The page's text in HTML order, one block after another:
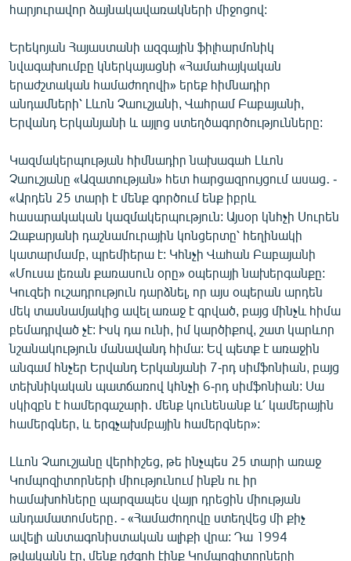
«Ազատության» բոլոր կայքերը
հարյուրավոր ձայնակավառակների միջոցով:
Երեկոյան Հայաստանի ազգային ֆիլհարմոնիկ
նվագախումբը կներկայացնի «Համահայկական
երաժշտական համաժողովի» երեք հիմնադիր
անդամների՝ Լևոն Չաուշյանի, Վահրամ Բաբայանի,
Երվանդ Երկանյանի և այլոց ստեղծագործությունները:
Կազմակերպության հիմնադիր նախագահ Լևոն
Չաուշյանը «Ազատության» հետ հարցազրույցում ասաց․ -
«Արդեն 25 տարի է մենք գործում ենք իբրև
հասարակական կազմակերպություն: Այսօր կնհչի Սուրեն
Զաքարյանի դաշնամուրային կոնցերտը՝ հեղինակի
կատարմամբ, պրեմիերա է: Կհնչի Վահան Բաբայանի
«Մուսա լեռան քառասուն օրը» օպերայի նախերգանքը:
Կուզեի ուշադրություն դարձնել, որ այս օպերան արդեն
մեկ տասնամյակից ավել առաջ է գրված, բայց մինչև հիմա
բեմադրված չէ: Իսկ դա ունի, իմ կարծիքով, շատ կարևոր
նշանակություն մանավանդ հիմա: Եվ պետք է առաջին
անգամ հնչեր Երվանդ Երկանյանի 7-րդ սիմֆոնիան, բայց
տեխնիկական պատճառով կհնչի 6-րդ սիմֆոնիան: Սա
սկիզբն է համերգաշարի․ մենք կունենանք և՛ կամերային
համերգներ, և երգչախմբային համերգներ»:
Լևոն Չաուշյանը վերհիշեց, թե ինչպես 25 տարի առաջ
Կոմպոզիտորների միությունում ինքն ու իր
համախոհները պարզապես վայր դրեցին միության
անդամատոմսերը․ - «Համաժողովը ստեղվեց մի քիչ
ավելի անտագոնիստական ալիքի վրա: Դա 1994
թվականն էր, մենք դժգոհ էինք Կոմպոզիտորների